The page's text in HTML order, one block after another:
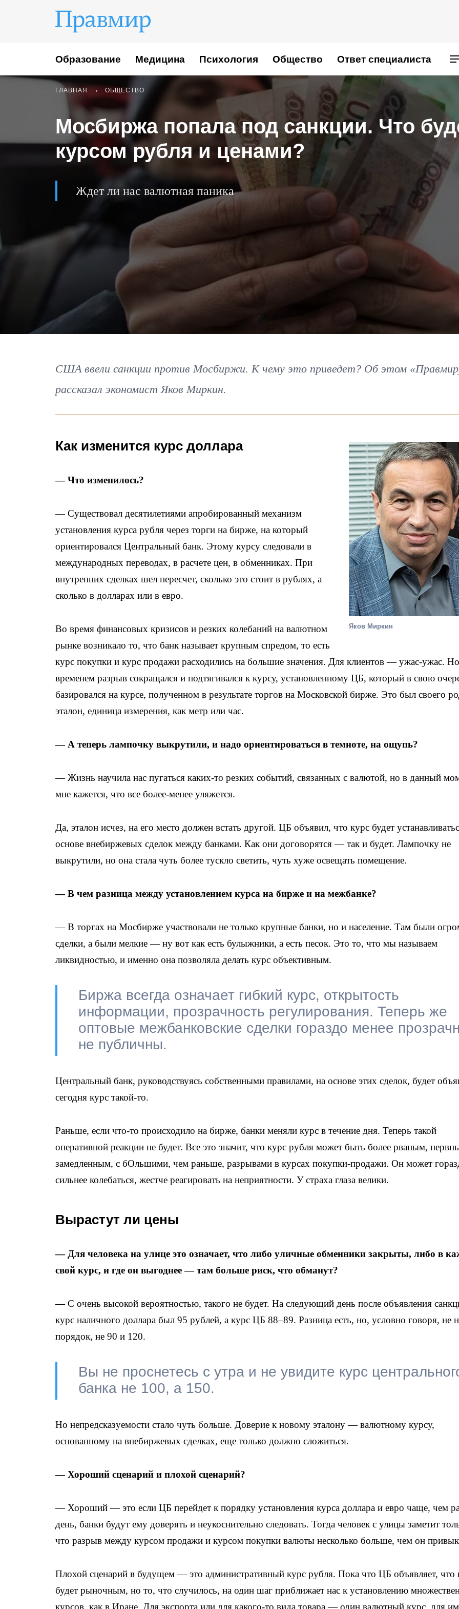
Образование Медицина Психология Общество Ответ специалиста
ГЛАВНАЯ ОБЩЕСТВО
Мосбиржа попала под санкции. Что
курсом рубля и ценами?
Ждет ли нас валютная паника
США ввели санкции против Мосбиржи. К чему это приведет? Об этом
рассказал экономист Яков Миркин.
Яков Миркин
Как изменится курс доллара
— Что изменилось?
— Существовал десятилетиями апробированный механизм
установления курса рубля через торги на бирже, на который
ориентировался Центральный банк. Этому курсу следовали в
международных переводах, в расчете цен, в обменниках. При
внутренних сделках шел пересчет, сколько это стоит в рублях, а
сколько в долларах или в евро.
Во время финансовых кризисов и резких колебаний на валютном
рынке возникало то, что банк называет крупным спредом, то есть
курс покупки и курс продажи расходились на большие значения. Для клиентов — ужас-ужас.
временем разрыв сокращался и подтягивался к курсу, установленному ЦБ, который в свою
базировался на курсе, полученном в результате торгов на Московской бирже. Это был своего
эталон, единица измерения, как метр или час.
— А теперь лампочку выкрутили, и надо ориентироваться в темноте, на ощупь?
— Жизнь научила нас пугаться каких-то резких событий, связанных с валютой, но в данный
мне кажется, что все более-менее уляжется.
Да, эталон исчез, на его место должен встать другой. ЦБ объявил, что курс будет
основе внебиржевых сделок между банками. Как они договорятся — так и будет. Лампочку не
выкрутили, но она стала чуть более тускло светить, чуть хуже освещать помещение.
— В чем разница между установлением курса на бирже и на межбанке?
— В торгах на Мосбирже участвовали не только крупные банки, но и население. Там были
сделки, а были мелкие — ну вот как есть булыжники, а есть песок. Это то, что мы называем
ликвидностью, и именно она позволяла делать курс объективным.
Биржа всегда означает гибкий курс, открытость
информации, прозрачность регулирования. Теперь же
оптовые межбанковские сделки гораздо менее
не публичны.
Центральный банк, руководствуясь собственными правилами, на основе этих сделок, будет
сегодня курс такой-то.
Раньше, если что-то происходило на бирже, банки меняли курс в течение дня. Теперь такой
оперативной реакции не будет. Все это значит, что курс рубля может быть более рваным,
замедленным, с бОльшими, чем раньше, разрывами в курсах покупки-продажи. Он может
сильнее колебаться, жестче реагировать на неприятности. У страха глаза велики.
Вырастут ли цены
— Для человека на улице это означает, что либо уличные обменники закрыты, либо в
свой курс, и где он выгоднее — там больше риск, что обманут?
— С очень высокой вероятностью, такого не будет. На следующий день после объявления
курс наличного доллара был 95 рублей, а курс ЦБ 88–89. Разница есть, но, условно говоря, не
порядок, не 90 и 120.
Вы не проснетесь с утра и не увидите курс
банка не 100, а 150.
Но непредсказуемости стало чуть больше. Доверие к новому эталону — валютному курсу,
основанному на внебиржевых сделках, еще только должно сложиться.
— Хороший сценарий и плохой сценарий?
— Хороший — это если ЦБ перейдет к порядку установления курса доллара и евро чаще, чем
день, банки будут ему доверять и неукоснительно следовать. Тогда человек с улицы заметит
что разрыв между курсом продажи и курсом покупки валюты несколько больше, чем он
Плохой сценарий в будущем — это административный курс рубля. Пока что ЦБ объявляет, что
будет рыночным, но то, что случилось, на один шаг приближает нас к установлению
курсов, как в Иране. Для экспорта или для какого-то вида товара — один валютный курс, для